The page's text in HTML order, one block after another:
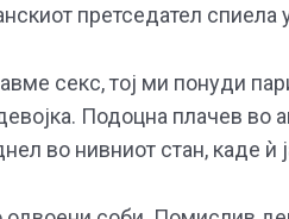
претседател спиела
секс, тој ми понуди
Подоцна плачев во
во нивниот стан, каде